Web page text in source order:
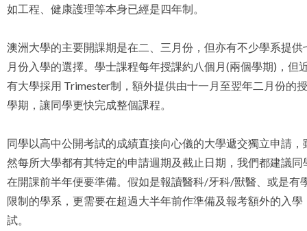
如工程、健康護理等本身已經是四年制。
澳洲大學的主要開課期是在二、三月份，但亦有不少學系提供
月份入學的選擇。學士課程每年授課約八個月(兩個學期)，但
有大學採用 Trimester制，額外提供由十一月至翌年二月份的
學期，讓同學更快完成整個課程。
同學以高中公開考試的成績直接向心儀的大學遞交獨立申請，
然每所大學都有其特定的申請週期及截止日期，我們都建議同
在開課前半年便要準備。假如是報讀醫科/牙科/獸醫、或是有
限制的學系，更需要在超過大半年前作準備及報考額外的入學
試。